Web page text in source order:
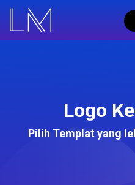
Logo
Pilih Templat yang